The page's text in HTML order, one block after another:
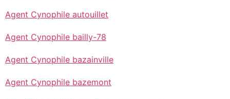
Agent Cynophile autouillet
Agent Cynophile bailly-78
Agent Cynophile bazainville
Agent Cynophile bazemont